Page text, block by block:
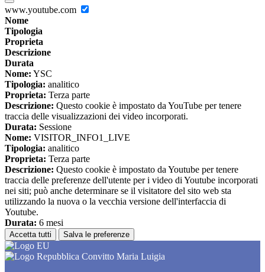
www.youtube.com
Nome
Tipologia
Proprieta
Descrizione
Durata
Nome: YSC
Tipologia: analitico
Proprieta: Terza parte
Descrizione: Questo cookie è impostato da YouTube per tenere
traccia delle visualizzazioni dei video incorporati.
Durata: Sessione
Nome: VISITOR_INFO1_LIVE
Tipologia: analitico
Proprieta: Terza parte
Descrizione: Questo cookie è impostato da Youtube per tenere
traccia delle preferenze dell'utente per i video di Youtube incorporati
nei siti; può anche determinare se il visitatore del sito web sta
utilizzando la nuova o la vecchia versione dell'interfaccia di
Youtube.
Durata: 6 mesi
Accetta tutti Salva le preferenze
Convitto Maria Luigia